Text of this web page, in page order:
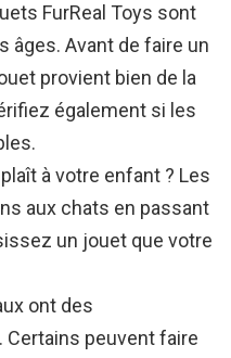
FurReal Toys sont
âges. Avant de faire un
provient bien de la
également si les
à votre enfant ? Les
aux chats en passant
un jouet que votre
ont des
peuvent faire